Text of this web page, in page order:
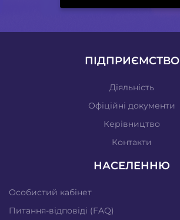
ПІДПРИЄМСТВО
Діяльність
Офіційні документи
Керівництво
Контакти
НАСЕЛЕННЮ
Особистий кабінет
Питання-відповіді (FAQ)